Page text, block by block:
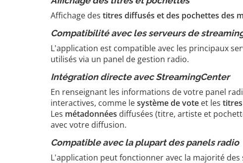
Affichage des titres diffusés et des pochettes des
Compatibilité avec les serveurs de
L'application est compatible avec les principaux
utilisés via un panel de gestion radio.
Intégration directe avec StreamingCenter
En renseignant les informations de votre panel
interactives, comme lesystème de vote et les titres
Les métadonnées diffusées (titre, artiste et
avec votre diffusion.
Compatible avec la plupart des panels radio
L'application peut fonctionner avec la majorité